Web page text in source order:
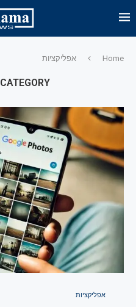
Home אפליקציות
CATEGORY:
אפליקציות